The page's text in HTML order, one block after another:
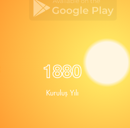
1880
Kuruluş Yılı